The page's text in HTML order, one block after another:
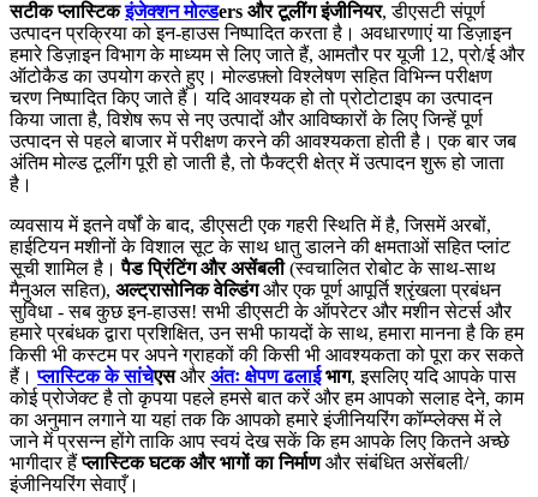
सटीक प्लास्टिकइंजेक्शन मोल्डers और टूलींग इंजीनियर, डीएसटी संपूर्ण
उत्पादन प्रक्रिया को इन-हाउस निष्पादित करता है। अवधारणाएं या डिज़ाइन
हमारे डिज़ाइन विभाग के माध्यम से लिए जाते हैं, आमतौर पर यूजी 12, प्रो/ई और
ऑटोकैड का उपयोग करते हुए। मोल्डफ़्लो विश्लेषण सहित विभिन्न परीक्षण
चरण निष्पादित किए जाते हैं। यदि आवश्यक हो तो प्रोटोटाइप का उत्पादन
किया जाता है, विशेष रूप से नए उत्पादों और आविष्कारों के लिए जिन्हें पूर्ण
उत्पादन से पहले बाजार में परीक्षण करने की आवश्यकता होती है। एक बार जब
अंतिम मोल्ड टूलींग पूरी हो जाती है, तो फैक्ट्री क्षेत्र में उत्पादन शुरू हो जाता
है।
व्यवसाय में इतने वर्षों के बाद, डीएसटी एक गहरी स्थिति में है, जिसमें अरबों,
हाईटियन मशीनों के विशाल सूट के साथ धातु डालने की क्षमताओं सहित प्लांट
सूची शामिल है।पैड प्रिंटिंग और असेंबली(स्वचालित रोबोट के साथ-साथ
मैनुअल सहित), अल्ट्रासोनिक वेल्डिंगऔर एक पूर्ण आपूर्ति श्रृंखला प्रबंधन
सुविधा - सब कुछ इन-हाउस! सभी डीएसटी के ऑपरेटर और मशीन सेटर्स और
हमारे प्रबंधक द्वारा प्रशिक्षित, उन सभी फायदों के साथ, हमारा मानना ​​है कि हम
किसी भी कस्टम पर अपने ग्राहकों की किसी भी आवश्यकता को पूरा कर सकते
हैं।प्लास्टिक के सांचेएसऔरअंतः क्षेपण ढलाईभाग, इसलिए यदि आपके पास
कोई प्रोजेक्ट है तो कृपया पहले हमसे बात करें और हम आपको सलाह देने, काम
का अनुमान लगाने या यहां तक ​​कि आपको हमारे इंजीनियरिंग कॉम्प्लेक्स में ले
जाने में प्रसन्न होंगे ताकि आप स्वयं देख सकें कि हम आपके लिए कितने अच्छे
भागीदार हैंप्लास्टिक घटक और भागों का निर्माणऔर संबंधित असेंबली/
इंजीनियरिंग सेवाएँ।